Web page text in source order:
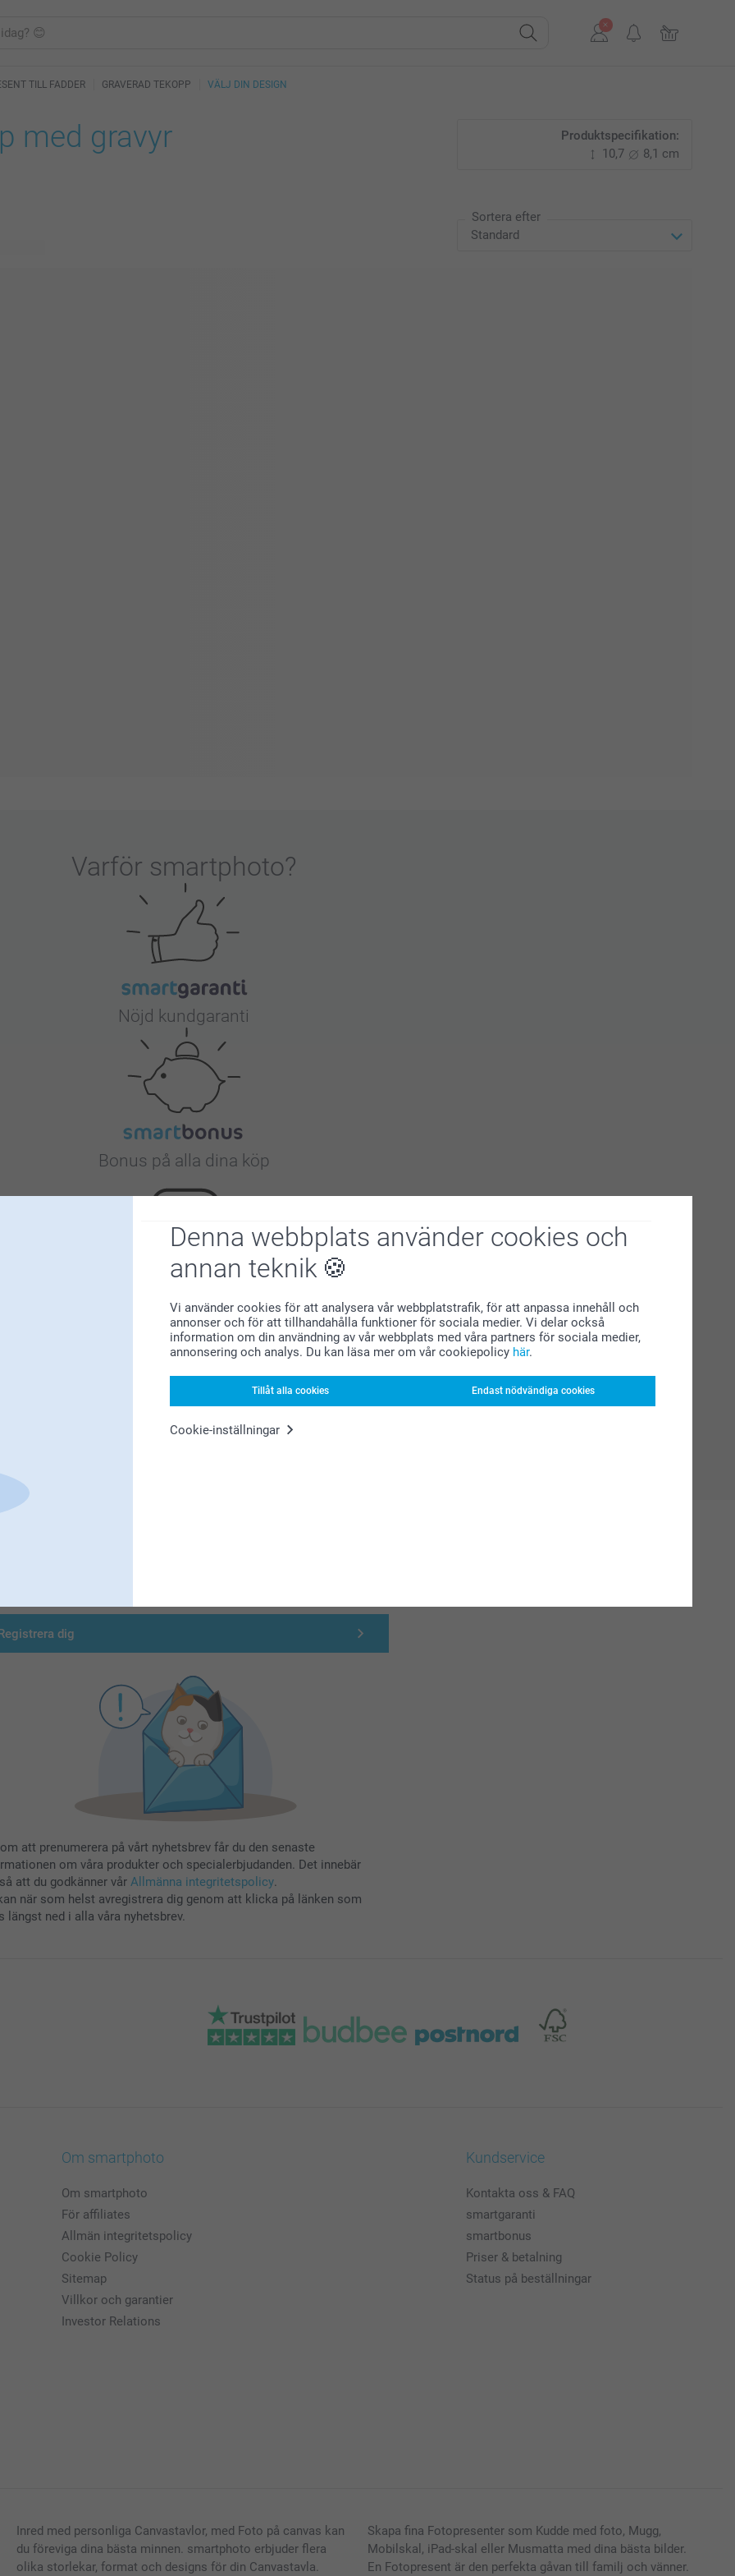
Denna webbplats använder cookies och
annan teknik
Vi använder cookies för att analysera vår webbplatstrafik, för att anpassa innehåll och
annonser och för att tillhandahålla funktioner för sociala medier. Vi delar också
information om din användning av vår webbplats med våra partners för sociala medier,
annonsering och analys. Du kan läsa mer om vår cookiepolicy här.
Tillåt alla cookies Endast nödvändiga cookies
Cookie-inställningar
TILL FADDER GRAVERAD TEKOPP VÄLJ DIN DESIGN
med gravyr
Produktspecifikation:
10,7
8,1 cm
Sortera efter
Varför smartphoto?
Nöjd kundgaranti
Bonus på alla dina köp
Letar du efter inspiration?
dig
att prenumerera på vårt nyhetsbrev får du den senaste
om våra produkter och specialerbjudanden. Det innebär
att du godkänner vår Allmänna integritetspolicy.
när som helst avregistrera dig genom att klicka på länken som
längst ned i alla våra nyhetsbrev.
Om smartphoto
Om smartphoto
För affiliates
Allmän integritetspolicy
Cookie Policy
Sitemap
Villkor och garantier
Investor Relations
Kundservice
Kontakta oss & FAQ
smartgaranti
smartbonus
Priser & betalning
Status på beställningar
Inred med personliga Canvastavlor, med Foto på canvas kan
du föreviga dina bästa minnen. smartphoto erbjuder flera
olika storlekar, format och designs för din Canvastavla.
Skapa fina Fotopresenter som Kudde med foto, Mugg,
Mobilskal, iPad-skal eller Musmatta med dina bästa bilder.
En Fotopresent är den perfekta gåvan till familj och vänner.